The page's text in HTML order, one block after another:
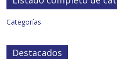
Categorías
Destacados